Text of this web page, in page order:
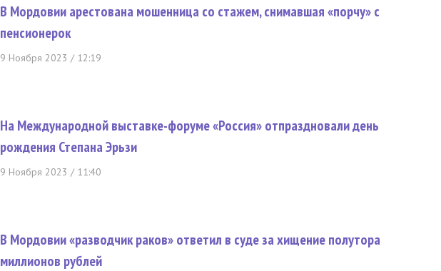
В Мордовии арестована мошенница со стажем, снимавшая «порчу» с
пенсионерок
9 Ноября 2023 / 12:19
На Международной выставке-форуме «Россия» отпраздновали день
рождения Степана Эрьзи
9 Ноября 2023 / 11:40
В Мордовии «разводчик раков» ответил в суде за хищение полутора
миллионов рублей